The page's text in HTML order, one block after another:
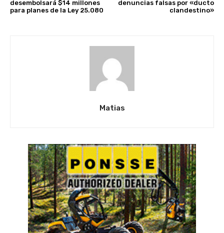
desembolsará $14 millones
para planes de la Ley 25.080
denuncias falsas por «ducto
clandestino»
Matias